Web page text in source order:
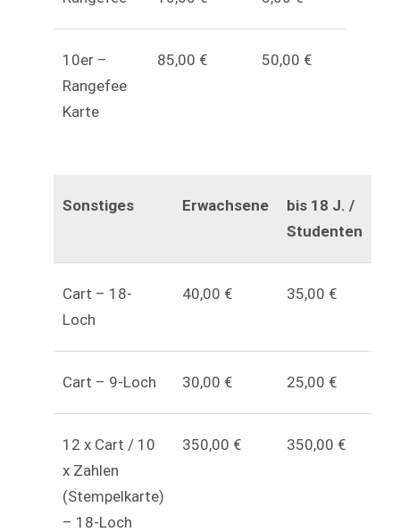
10er –
Rangefee
Karte
85,00 € 50,00 €
Sonstiges Erwachsene
bis 18 J. /
Studenten
Cart – 18-
Loch
40,00 € 35,00 €
Cart – 9-Loch 30,00 € 25,00 €
12 x Cart / 10
x Zahlen
(Stempelkarte)
– 18-Loch
350,00 € 350,00 €